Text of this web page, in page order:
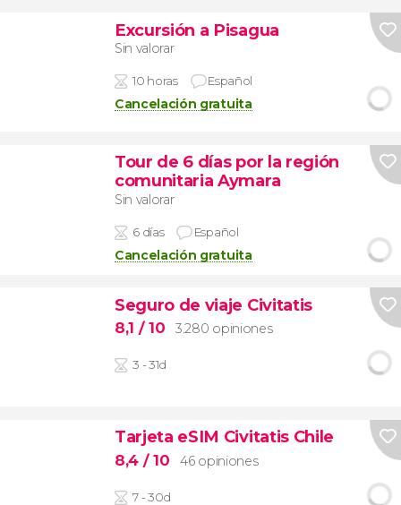
Excursión a Pisagua
Sin valorar
10 horas Español
Cancelación gratuita
Tour de 6 días por la región
comunitaria Aymara
Sin valorar
6 días Español
Cancelación gratuita
Seguro de viaje Civitatis
8,1 / 10 3.280 opiniones
3 - 31d
Tarjeta eSIM Civitatis Chile
8,4 / 10 46 opiniones
7 - 30d